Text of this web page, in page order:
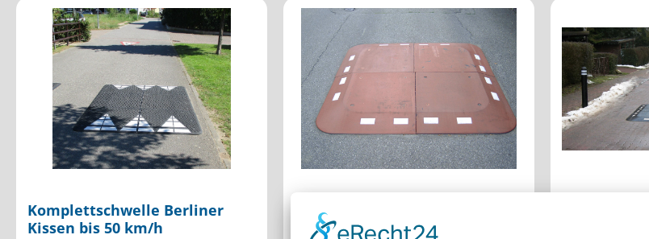
Komplettschwelle Berliner
Kissen bis 50 km/h
Komplettschwelle Berliner
Kissen bis 30 km/h